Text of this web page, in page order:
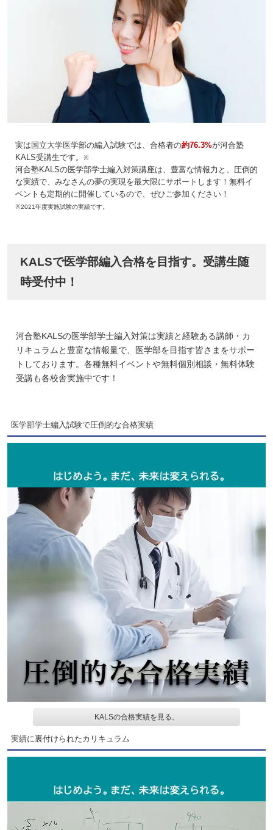
実は国立大学医学部の編入試験では、合格者の約76.3%が河合塾
KALS受講生です。
※
河合塾KALSの医学部学士編入対策講座は、豊富な情報力と、圧倒的
な実績で、みなさんの夢の実現を最大限にサポートします！無料イ
ベントも定期的に開催しているので、ぜひご参加ください！
※2021年度実施試験の実績です。
KALSで医学部編入合格を目指す。受講生随
時受付中！
河合塾KALSの医学部学士編入対策は実績と経験ある講師・カ
リキュラムと豊富な情報量で、医学部を目指す皆さまをサポー
トしております。各種無料イベントや無料個別相談・無料体験
受講も各校舎実施中です！
医学部学士編入試験で圧倒的な合格実績
KALSの合格実績を見る。
実績に裏付けられたカリキュラム